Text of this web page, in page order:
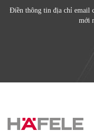
Điền thông tin địa chỉ email
mới